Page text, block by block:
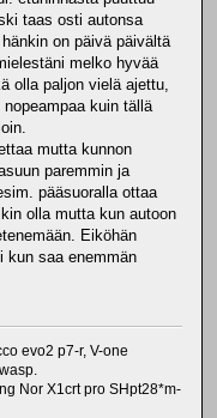
taas osti autonsa
on päivä päivältä
melko hyvää
olla paljon vielä ajettu,
kuin tällä
mutta kunnon
paremmin ja
pääsuoralla ottaa
olla mutta kun autoon
Eiköhän
kun saa enemmän
evo2 p7-r, V-one
Nor X1crt pro SHpt28*m-